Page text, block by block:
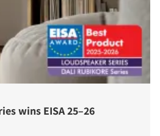
wins EISA 25–26